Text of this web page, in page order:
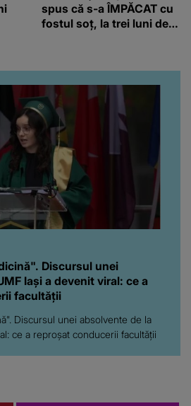
spus că s-a ÎMPĂCAT cu
fostul soț, la trei luni de
artistă i-a lăsat MASCĂ
pe toți. De data aceasta,
chiar a rupt tăcerea:
”Poate că aveam să ne
spunem, să ne...”
Discursul unei
Iași a devenit viral: ce a
facultății
Discursul unei absolvente de la
ce a reproșat conducerii facultății